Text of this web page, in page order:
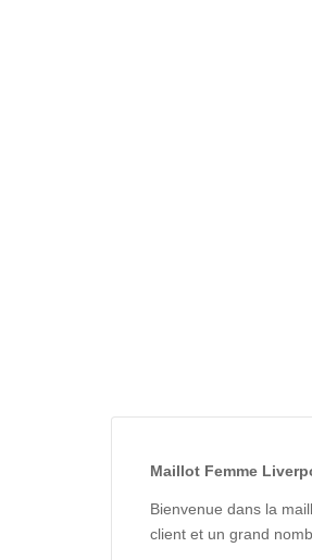
Maillot Femme
Bienvenue dans la
client et un grand